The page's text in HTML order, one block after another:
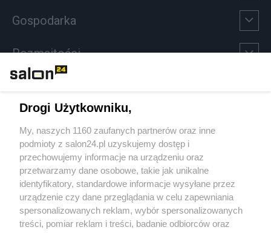
Gospodarka
Rozmaitości
Sport
Społeczeństwo
Kultura
Drogi Użytkowniku,
My, naszych 1160 zaufanych partnerów oraz inne
podmioty z salon24.pl uzyskujemy dostęp i
przechowujemy informacje na urządzeniu oraz
przetwarzamy dane osobowe, takie jak unikalne
identyfikatory, standardowe informacje wysyłane przez
urządzenie czy dane przeglądania w celu zapewniania
spersonalizowanych reklam, wybór spersonalizowanych
treści, pomiar reklam i treści, badanie odbiorców oraz